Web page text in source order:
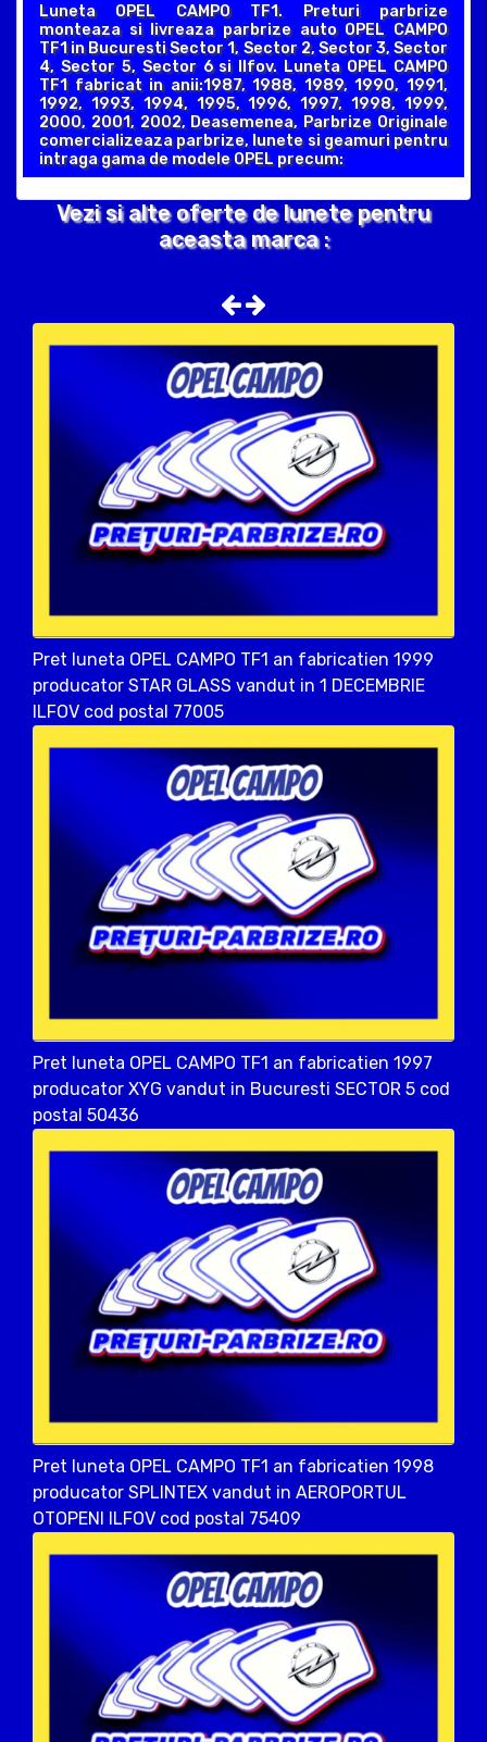
Luneta OPEL CAMPO TF1. Preturi parbrize
monteaza si livreaza parbrize auto OPEL CAMPO
TF1 in Bucuresti Sector 1, Sector 2, Sector 3, Sector
4, Sector 5, Sector 6 si Ilfov. Luneta OPEL CAMPO
TF1 fabricat in anii:1987, 1988, 1989, 1990, 1991,
1992, 1993, 1994, 1995, 1996, 1997, 1998, 1999,
2000, 2001, 2002, Deasemenea, Parbrize Originale
comercializeaza parbrize, lunete si geamuri pentru
intraga gama de modele OPEL precum:
Vezi si alte oferte de lunete pentru
aceasta marca :
Pret luneta OPEL CAMPO TF1 an fabricatien 1999
producator STAR GLASS vandut in 1 DECEMBRIE
ILFOV cod postal 77005
Pret luneta OPEL CAMPO TF1 an fabricatien 1997
producator XYG vandut in Bucuresti SECTOR 5 cod
postal 50436
Pret luneta OPEL CAMPO TF1 an fabricatien 1998
producator SPLINTEX vandut in AEROPORTUL
OTOPENI ILFOV cod postal 75409